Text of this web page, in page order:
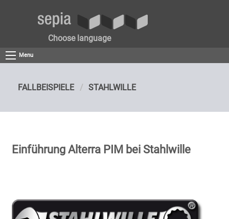
Choose language
Menu
FALLBEISPIELE STAHLWILLE
Einführung Alterra PIM bei Stahlwille